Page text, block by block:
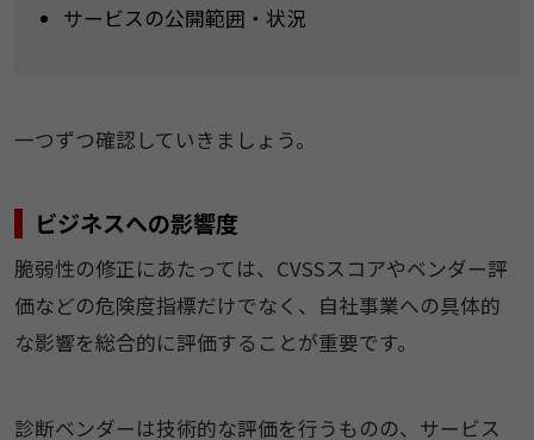
サービスの公開範囲・状況
一つずつ確認していきましょう。
ビジネスへの影響度
脆弱性の修正にあたっては、CVSSスコアやベンダー評
価などの危険度指標だけでなく、自社事業への具体的
な影響を総合的に評価することが重要です。
診断ベンダーは技術的な評価を行うものの、サービス